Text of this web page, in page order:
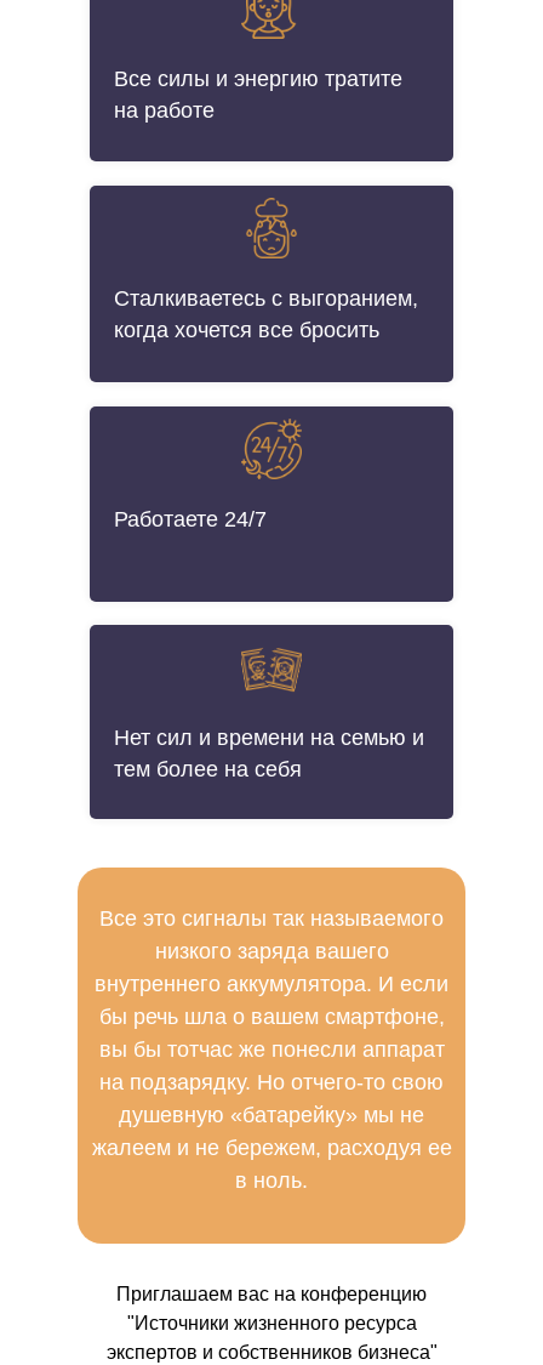
Все силы и энергию тратите
на работе
Сталкиваетесь с выгоранием,
когда хочется все бросить
Работаете 24/7
Нет сил и времени на семью и
тем более на себя
Все это сигналы так называемого
низкого заряда вашего
внутреннего аккумулятора. И если
бы речь шла о вашем смартфоне,
вы бы тотчас же понесли аппарат
на подзарядку. Но отчего-то свою
душевную «батарейку» мы не
жалеем и не бережем, расходуя ее
в ноль.
Приглашаем вас на конференцию
"Источники жизненного ресурса
экспертов и собственников бизнеса"